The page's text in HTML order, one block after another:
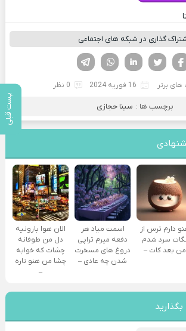
پست قبلی
گذاری در شبکه های اجتماعی
لینکدین تویتر
فیسوک
برتر 16 فوریه 2024 0 نظر
برچسب ها : سینا حجازی
دارم ترس از
سرد شدم
من بعد کات –
اسمت میاد هر
دفعه میرم تراپی
دروغ‌ های مسخرت
شدن چه عادی –
الان هوا بارونیه
دل من طوفانه
چشات که خوابه
چشا من هنو تاره
–